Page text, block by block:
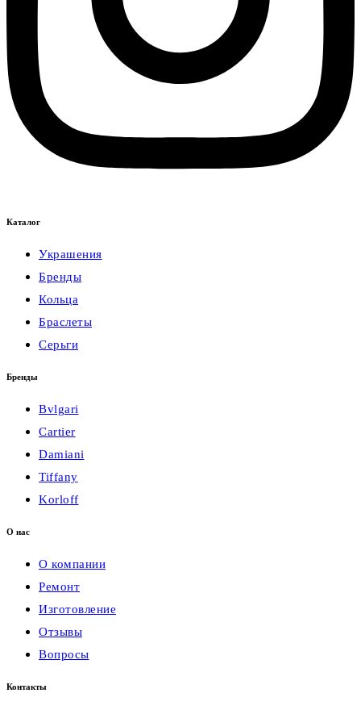
Каталог
Украшения
Бренды
Кольца
Браслеты
Серьги
Бренды
Bvlgari
Cartier
Damiani
Tiffany
Korloff
О нас
О компании
Ремонт
Изготовление
Отзывы
Вопросы
Контакты